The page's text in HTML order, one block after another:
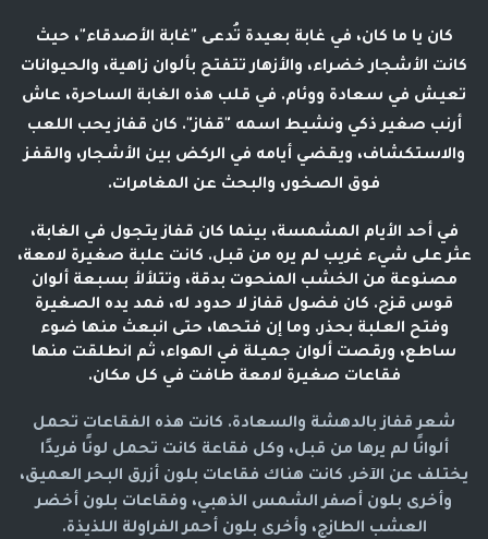
كان يا ما كان، في غابة بعيدة تُدعى "غابة الأصدقاء"، حيث
كانت الأشجار خضراء، والأزهار تتفتح بألوان زاهية، والحيوانات
تعيش في سعادة ووئام. في قلب هذه الغابة الساحرة، عاش
أرنب صغير ذكي ونشيط اسمه "قفاز". كان قفاز يحب اللعب
والاستكشاف، ويقضي أيامه في الركض بين الأشجار، والقفز
فوق الصخور، والبحث عن المغامرات.
في أحد الأيام المشمسة، بينما كان قفاز يتجول في الغابة،
عثر على شيء غريب لم يره من قبل. كانت علبة صغيرة لامعة،
مصنوعة من الخشب المنحوت بدقة، وتتلألأ بسبعة ألوان
قوس قزح. كان فضول قفاز لا حدود له، فمد يده الصغيرة
وفتح العلبة بحذر. وما إن فتحها، حتى انبعث منها ضوء
ساطع، ورقصت ألوان جميلة في الهواء، ثم انطلقت منها
فقاعات صغيرة لامعة طافت في كل مكان.
شعر قفاز بالدهشة والسعادة. كانت هذه الفقاعات تحمل
ألوانًا لم يرها من قبل، وكل فقاعة كانت تحمل لونًا فريدًا
يختلف عن الآخر. كانت هناك فقاعات بلون أزرق البحر العميق،
وأخرى بلون أصفر الشمس الذهبي، وفقاعات بلون أخضر
العشب الطازج، وأخرى بلون أحمر الفراولة اللذيذة.